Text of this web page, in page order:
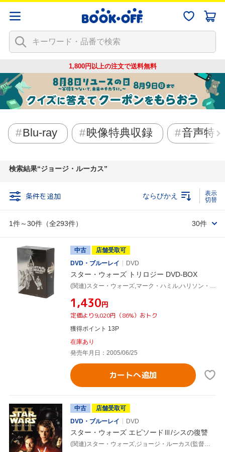
1,800円以上の注文で送料無料
Blu-ray 映像特典収録 音声特
検索結果 ジョージ・ルーカス
条件を追加
1件～30件（全293件）
ならびかえ
30件
中古
店舗受取可
DVD・ブルーレイ
DVD
スター・ウォーズ トリロジー DVD-BOX
¥1,430円
定価より9,020円（86%）おトク
獲得ポイント 13P
在庫あり
発売年月日：2005/06/25
カートへ追加
中古
店舗受取可
DVD・ブルーレイ
DVD
スター・ウォーズ エピソードⅢ/シスの復讐